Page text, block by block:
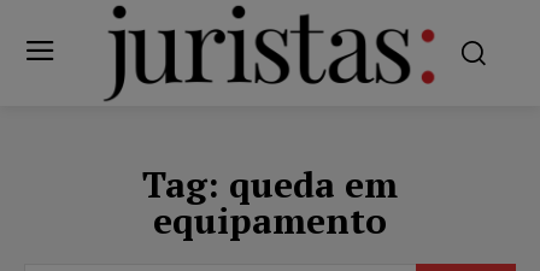
Tag: queda em
equipamento